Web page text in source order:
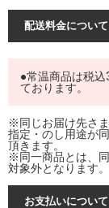
配送料金について
●常温商品は税
ております。
※同じお届け先さ
指定・のし用途が
頂きます。
※同一商品とは、
対象外となります。
お支払いについて